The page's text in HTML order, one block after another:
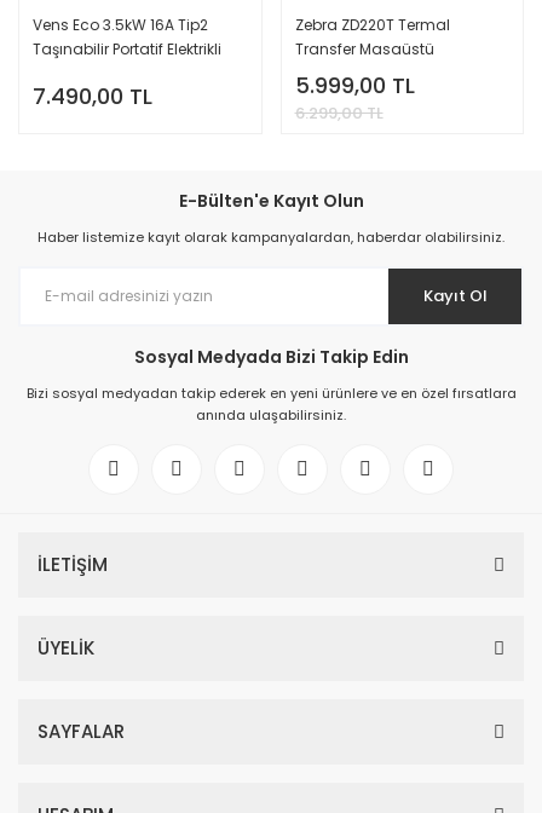
Vens Eco 3.5kW 16A Tip2
Taşınabilir Portatif Elektrikli
7.490,00 TL
Zebra ZD220T Termal
Transfer Masaüstü
Barkod/Etiket Yazıcı
5.999,00 TL
6.299,00 TL
E-Bülten'e Kayıt Olun
Haber listemize kayıt olarak kampanyalardan, haberdar olabilirsiniz.
Kayıt Ol
Sosyal Medyada Bizi Takip Edin
Bizi sosyal medyadan takip ederek en yeni ürünlere ve en özel fırsatlara
anında ulaşabilirsiniz.
İLETİŞİM
ÜYELİK
SAYFALAR